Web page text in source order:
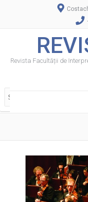
Revista Facultății de